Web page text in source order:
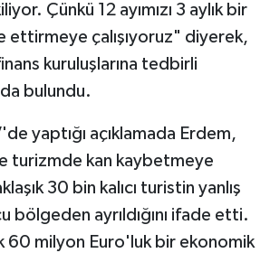
Çünkü 12 ayımızı 3 aylık bir
ettirmeye çalışıyoruz" diyerek,
kuruluşlarına tedbirli
bulundu.
yaptığı açıklamada Erdem,
turizmde kan kaybetmeye
30 bin kalıcı turistin yanlış
bölgeden ayrıldığını ifade etti.
60 milyon Euro'luk bir ekonomik